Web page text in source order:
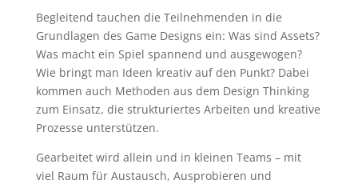
Begleitend tauchen die Teilnehmenden in die
Grundlagen des Game Designs ein: Was sind Assets?
Was macht ein Spiel spannend und ausgewogen?
Wie bringt man Ideen kreativ auf den Punkt? Dabei
kommen auch Methoden aus dem Design Thinking
zum Einsatz, die strukturiertes Arbeiten und kreative
Prozesse unterstützen.
Gearbeitet wird allein und in kleinen Teams – mit
viel Raum für Austausch, Ausprobieren und